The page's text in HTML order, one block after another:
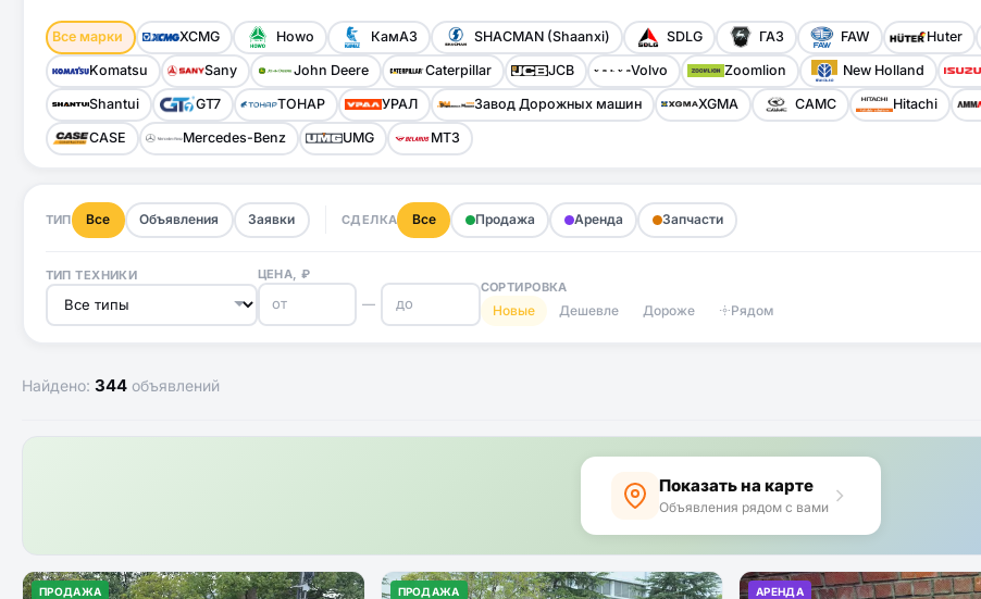
Все марки XCMG Howo КамАЗ SHACMAN (Shaanxi) SDLG ГАЗ FAW Huter
Komatsu Sany John Deere Caterpillar JCB Volvo Zoomlion New Holland
Shantui GT7 ТОНАР УРАЛ Завод Дорожных машин XGMA CAMC Hitachi
CASE Mercedes-Benz UMG МТЗ
ТИП Все Объявления Заявки СДЕЛКА Все Продажа Аренда Запчасти
ТИП ТЕХНИКИ ЦЕНА, ₽
—
СОРТИРОВКА
Новые Дешевле Дороже Рядом
Найдено: 344 объявлений
Показать на карте
Объявления рядом с вами
ПРОДАЖА ПРОДАЖА АРЕНДА